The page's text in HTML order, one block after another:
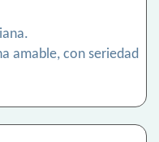
amable, con seriedad